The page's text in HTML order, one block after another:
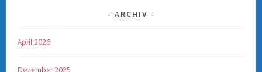
ARCHIV
April 2026
Dezember 2025